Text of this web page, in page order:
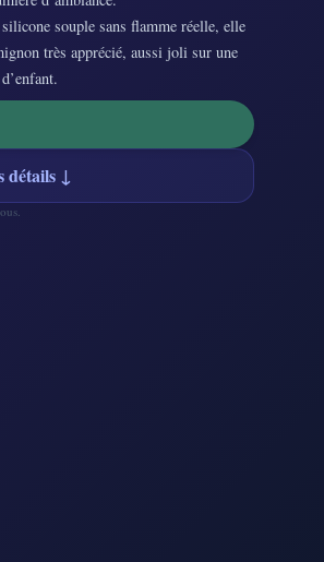
souple sans flamme réelle, elle
très apprécié, aussi joli sur une
détails ↓